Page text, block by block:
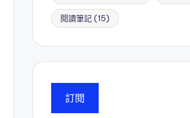
閱讀筆記(15)
訂閱